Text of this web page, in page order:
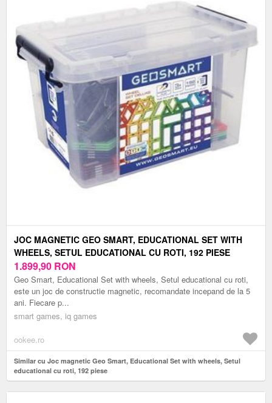
JOC MAGNETIC GEO SMART, EDUCATIONAL SET WITH
WHEELS, SETUL EDUCATIONAL CU ROTI, 192 PIESE
1.899,90 RON
Geo Smart, Educational Set with wheels, Setul educational cu roti,
este un joc de constructie magnetic, recomandate incepand de la 5
ani. Fiecare p...
smart games, iq games
ookee.ro
Similar cu Joc magnetic Geo Smart, Educational Set with wheels, Setul
educational cu roti, 192 piese